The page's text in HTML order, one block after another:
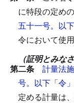
に特段の定め
五十一号。以
令において使
（証明とみな
第二条 計量法
号。以下「令
定める計量は